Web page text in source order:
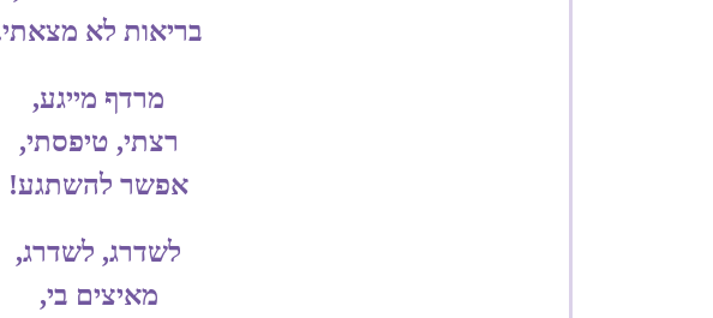
בריאות לא
מרדף מייגע,
רצתי, טיפסתי,
אפשר להשתגע!
לשדרג, לשדרג,
מאיצים בי,